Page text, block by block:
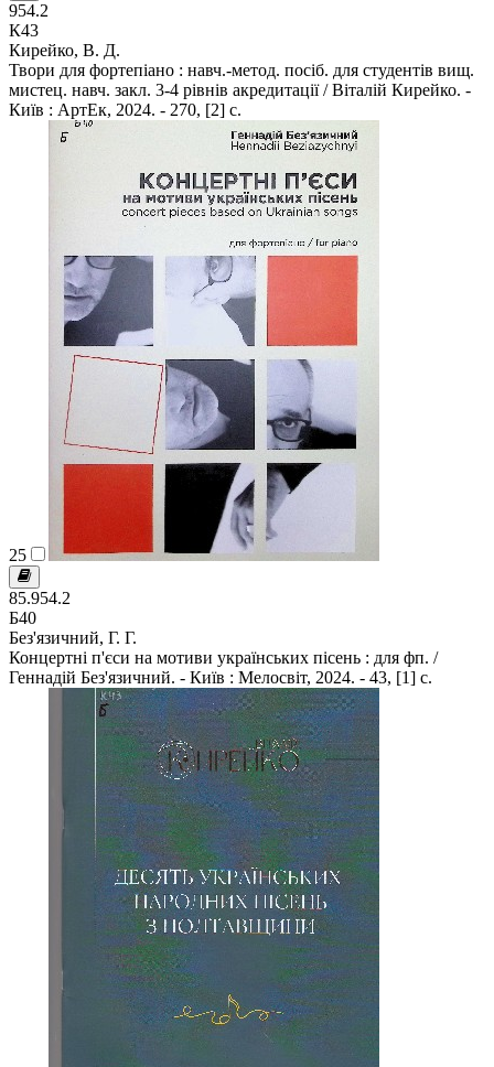
954.2
К43
Кирейко, В. Д.
Твори для фортепіано : навч.-метод. посіб. для студентів вищ.
мистец. навч. закл. 3-4 рівнів акредитації / Віталій Кирейко. -
Київ : АртЕк, 2024. - 270, [2] c.
25
85.954.2
Б40
Без'язичний, Г. Г.
Концертні п'єси на мотиви українських пісень : для фп. /
Геннадій Без'язичний. - Київ : Мелосвіт, 2024. - 43, [1] с.